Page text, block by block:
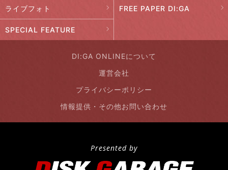
ライブフォト FREE PAPER DI:GA
SPECIAL FEATURE
DI:GA ONLINEについて
運営会社
プライバシーポリシー
情報提供・その他お問い合わせ
Presented by